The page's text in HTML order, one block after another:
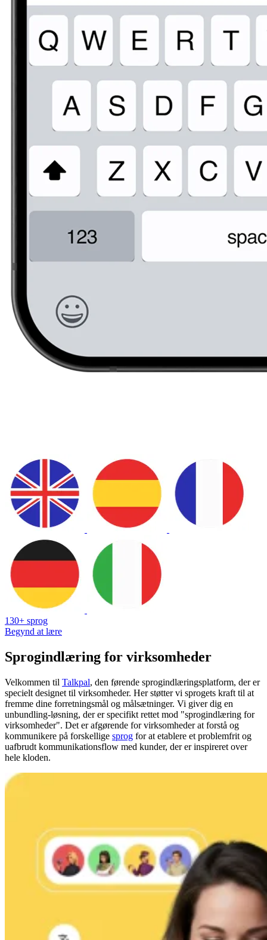
130+ sprog
Begynd at lære
Sprogindlæring for virksomheder
Velkommen til Talkpal, den førende sprogindlæringsplatform, der er
specielt designet til virksomheder. Her støtter vi sprogets kraft til at
fremme dine forretningsmål og målsætninger. Vi giver dig en
unbundling-løsning, der er specifikt rettet mod "sprogindlæring for
virksomheder". Det er afgørende for virksomheder at forstå og
kommunikere på forskellige sprog for at etablere et problemfrit og
uafbrudt kommunikationsflow med kunder, der er inspireret over
hele kloden.